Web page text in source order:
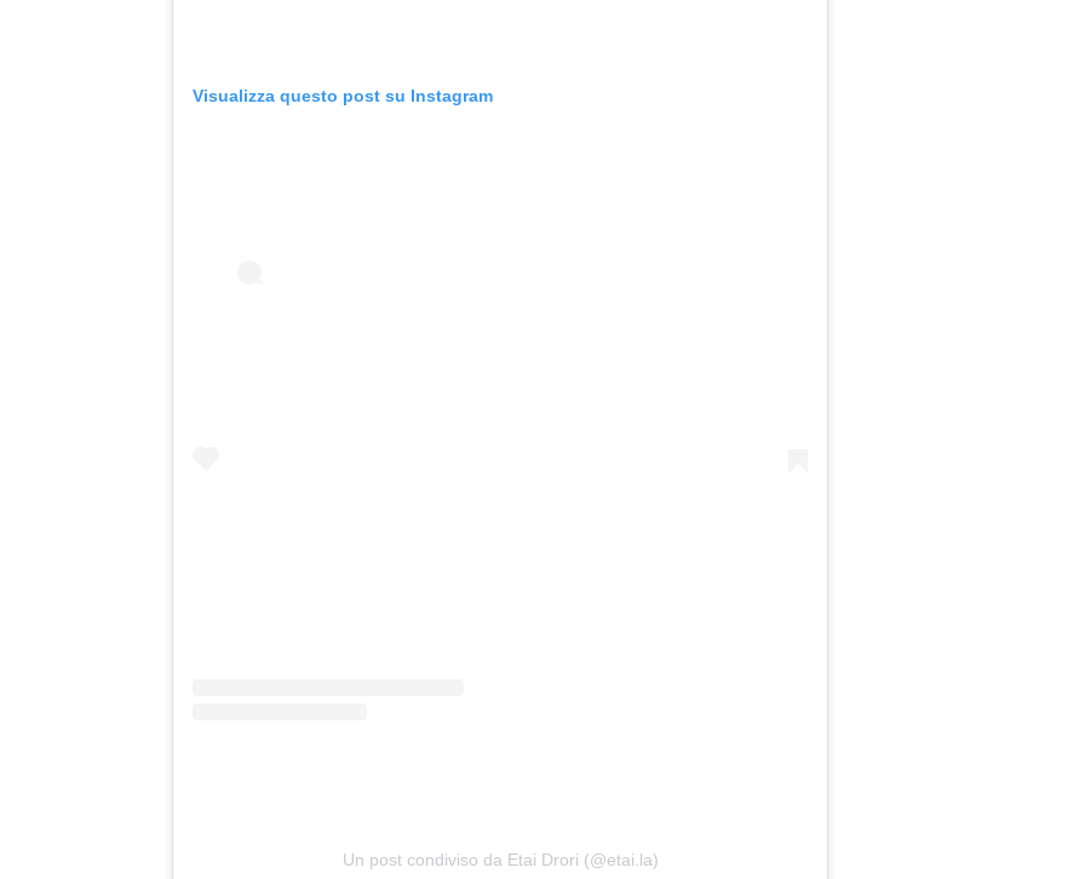
Visualizza questo post su Instagram
Un post condiviso da Etai Drori (@etai.la)